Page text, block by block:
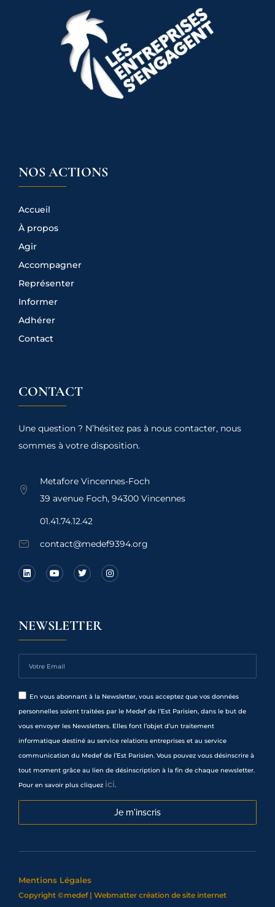
NOS ACTIONS
Accueil
À propos
Agir
Accompagner
Représenter
Informer
Adhérer
Contact
CONTACT
Une question ? N’hésitez pas à nous contacter, nous
sommes à votre disposition.
Metafore Vincennes-Foch
39 avenue Foch, 94300 Vincennes
01.41.74.12.42
contact@medef9394.org
NEWSLETTER
En vous abonnant à la Newsletter, vous acceptez que vos données
personnelles soient traitées par le Medef de l’Est Parisien, dans le but de
vous envoyer les Newsletters. Elles font l’objet d’un traitement
informatique destiné au service relations entreprises et au service
communication du Medef de l’Est Parisien. Vous pouvez vous désinscrire à
tout moment grâce au lien de désinscription à la fin de chaque newsletter.
Pour en savoir plus cliquez ici.
Je m'inscris
Mentions Légales
Copyright ©medef | Webmatter création de site internet